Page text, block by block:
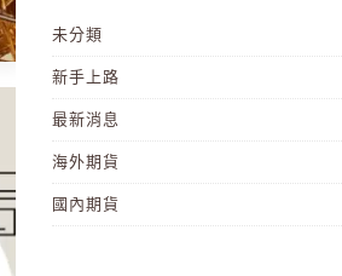
未分類
新手上路
最新消息
海外期貨
國內期貨